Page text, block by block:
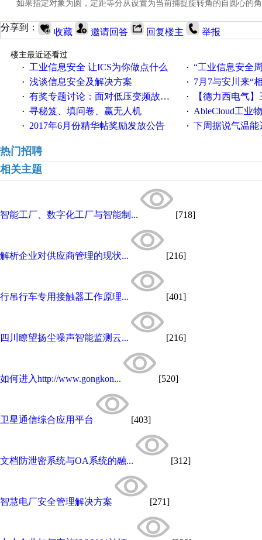
如果指定对象为圆，定距等分从设置为当前捕捉旋转角的自圆心的
分享到： 收藏 邀请回答 回复楼主 举报
楼主最近还看过
·
工业信息安全 让ICS为你做点什么 · “工业信息安全周之我见”
· 浅谈信息安全及解决方案 · 7月7与安川来“
· 有奖专题讨论：面对低压变频故障，老手是这样解决的！ · 【德力西电气】三
· 寻秘笈、填问卷、赢无人机 · AbleCloud工业物联
· 2017年6月份精华帖奖励发放公告 · 下周据说气温能
热门招聘
相关主题
智能工厂、数字化工厂与智能制... [718]
解析企业对供应商管理的现状... [216]
行吊行车专用接触器工作原理... [401]
四川瞭望扬尘噪声智能监测云... [216]
如何进入http://www.gongkon... [520]
卫星通信综合应用平台 [403]
文档防泄密系统与OA系统的融... [312]
智慧电厂安全管理解决方案 [271]